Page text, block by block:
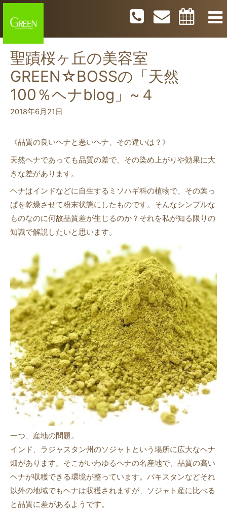
聖蹟桜ヶ丘の美容室
GREEN☆BOSSの「天然
100％ヘナblog」~４
2018年6月21日
《品質の良いヘナと悪いヘナ、その違いは？》
天然ヘナであっても品質の差で、その染め上がりや効果に大
きな差があります。
ヘナはインドなどに自生するミソハギ科の植物で、その葉っ
ぱを乾燥させて粉末状態にしたものです。そんなシンプルな
ものなのに何故品質差が生じるのか？それを私が知る限りの
知識で解説したいと思います。
一つ、産地の問題。
インド、ラジャスタン州のソジャトという場所に広大なヘナ
畑があります。そこがいわゆるヘナの名産地で、品質の高い
ヘナが収穫できる環境が整っています。パキスタンなどそれ
以外の地域でもヘナは収穫されますが、ソジャト産に比べる
と品質に差があるようです。